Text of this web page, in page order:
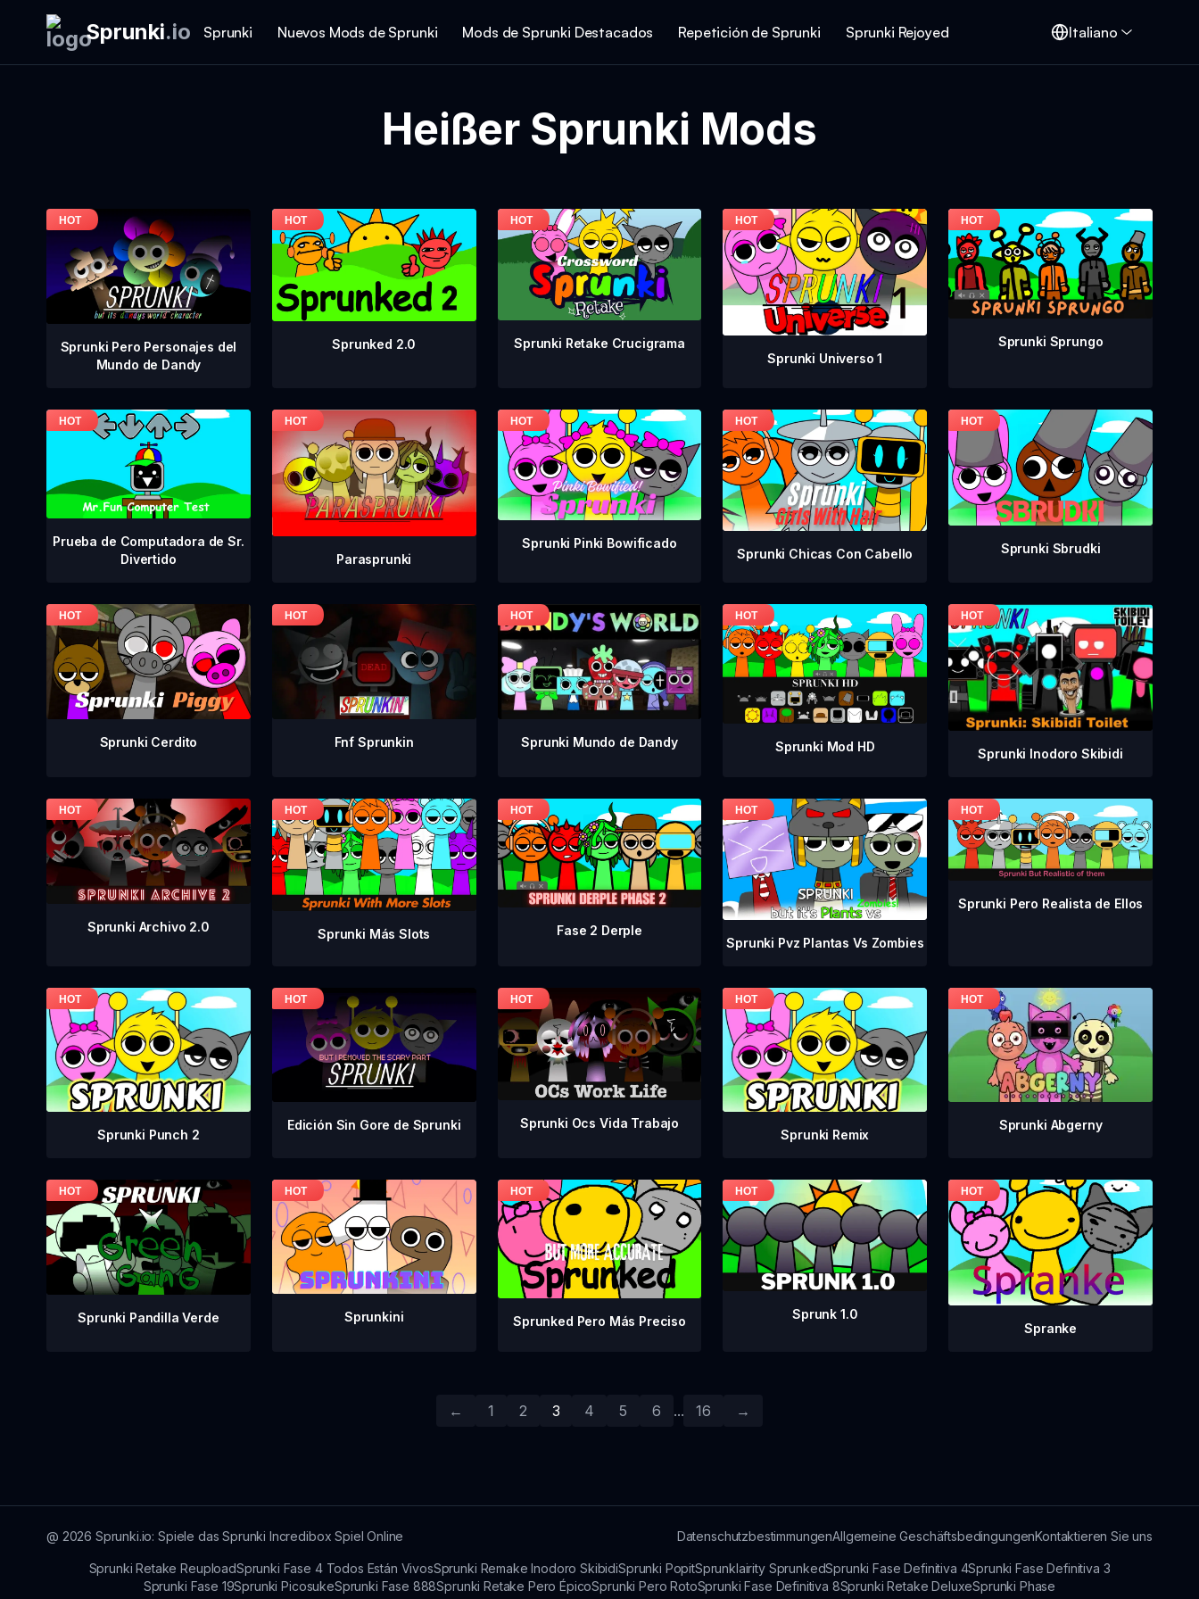
Sprunki.io Sprunki Nuevos Mods de Sprunki Mods de Sprunki Destacados Repetición de Sprunki Sprunki Rejoyed Italiano
Heißer Sprunki Mods
Sprunki Pero Personajes del
Mundo de Dandy
Sprunked 2.0
Sprunki Retake Crucigrama
Sprunki Universo 1
Sprunki Sprungo
Prueba de Computadora de Sr.
Divertido
Parasprunki
Sprunki Pinki Bowificado
Sprunki Chicas Con Cabello Sprunki Sbrudki
Sprunki Cerdito Fnf Sprunkin Sprunki Mundo de Dandy Sprunki Mod HD Sprunki Inodoro Skibidi
Sprunki Archivo 2.0
Sprunki Más Slots Fase 2 Derple
Sprunki Pvz Plantas Vs Zombies
Sprunki Pero Realista de Ellos
Sprunki Punch 2
Edición Sin Gore de Sprunki Sprunki Ocs Vida Trabajo
Sprunki Remix
Sprunki Abgerny
Sprunki Pandilla Verde Sprunkini Sprunked Pero Más Preciso
Sprunk 1.0
Spranke
← 1 2 3 4 5 6 ... 16 →
@ 2026 Sprunki.io: Spiele das Sprunki Incredibox Spiel Online DatenschutzbestimmungenAllgemeine GeschäftsbedingungenKontaktieren Sie uns
Sprunki Retake ReuploadSprunki Fase 4 Todos Están VivosSprunki Remake Inodoro SkibidiSprunki PopitSprunklairity SprunkedSprunki Fase Definitiva 4Sprunki Fase Definitiva 3
Sprunki Fase 19Sprunki PicosukeSprunki Fase 888Sprunki Retake Pero ÉpicoSprunki Pero RotoSprunki Fase Definitiva 8Sprunki Retake DeluxeSprunki Phase